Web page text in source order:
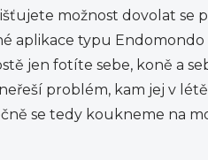
možnost dovolat se
aplikace typu Endomondo
jen fotíte sebe, koně a
problém, kam jej v
se tedy koukneme na